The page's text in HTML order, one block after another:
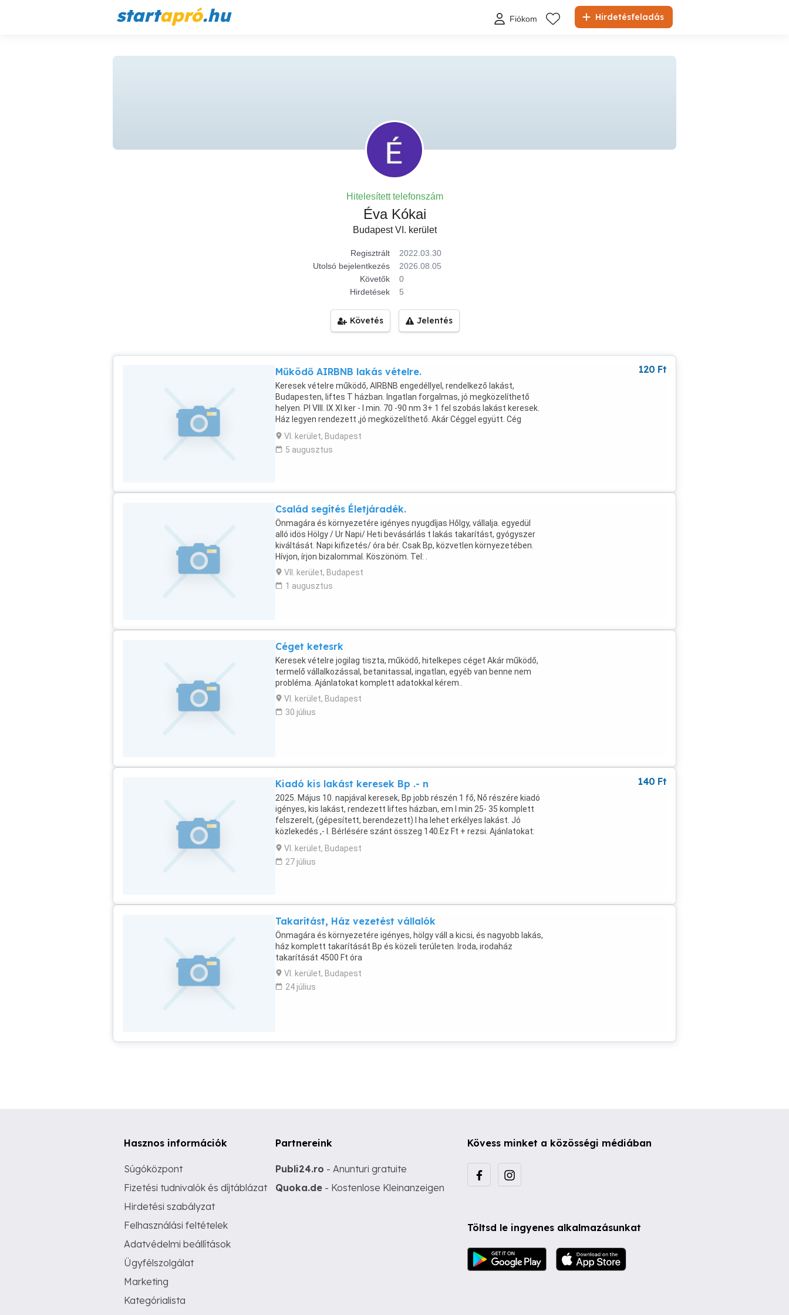
startapró.hu Hirdetésfeladás
Fiókom
Hitelesített telefonszám
Éva Kókai
Budapest VI. kerület
Regisztrált
2022.03.30
Utolsó bejelentkezés
2026.08.05
Követők
0
Hirdetések
5
Követés Jelentés
Működő AIRBNB lakás vételre.
Keresek vételre működő, AIRBNB engedéllyel, rendelkező lakást,
Budapesten, liftes T házban. Ingatlan forgalmas, jó megközelíthető
helyen. Pl VIII. IX XI ker - l min. 70 -90 nm 3+ 1 fel szobás lakást keresek.
Ház legyen rendezett ,jó megközelíthető. Akár Céggel együtt. Cég
legyen tartozás mentes, tiszta. Minden ajánlatott meg köszönök.
Üdvözlettel Kókai Éva.
VI. kerület, Budapest
5 augusztus
120 Ft
Család segítés Életjáradék.
Önmagára és környezetére igényes nyugdîjas Hőlgy, vállalja. egyedül
alló idös Hölgy / Ur Napi/ Heti bevásárlás t lakás takarítást, gyógyszer
kiváltását. Napi kifizetés/ óra bér. Csak Bp, közvetlen környezetében.
Hívjon, írjon bizalommal. Köszönöm. Tel: .
VII. kerület, Budapest
1 augusztus
Céget ketesrk
Keresek vételre jogilag tiszta, működő, hitelkepes céget Akár működő,
termelő vállalkozással, betanitassal, ingatlan, egyéb van benne nem
probléma. Ajánlatokat komplett adatokkal kérem..
VI. kerület, Budapest
30 július
Kiadó kis lakást keresek Bp .- n
2025. Május 10. napjával keresek, Bp jobb részén 1 fő, Nő részére kiadó
igényes, kis lakást, rendezett liftes házban, em I min 25- 35 komplett
felszerelt, (gépesített, berendezett) l ha lehet erkélyes lakást. Jó
közlekedés ,- l. Bérlésére szánt összeg 140.Ez Ft + rezsi. Ajánlatokat:
Fotóval kérem!!
VI. kerület, Budapest
27 július
140 Ft
Takarítást, Ház vezetést vállalók
Önmagára és környezetére igényes, hölgy váll a kicsi, és nagyobb lakás,
ház komplett takarítását Bp és közeli terúleten. Iroda, irodaház
takarítását 4500 Ft óra
VI. kerület, Budapest
24 július
Hasznos információk
Súgóközpont
Fizetési tudnivalók és díjtáblázat
Hirdetési szabályzat
Felhasználási feltételek
Adatvédelmi beállítások
Ügyfélszolgálat
Marketing
Kategórialista
Partnereink
Publi24.ro - Anunturi gratuite
Quoka.de - Kostenlose Kleinanzeigen
Kövess minket a közösségi médiában
Töltsd le ingyenes alkalmazásunkat